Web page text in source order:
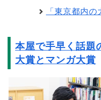
「東京都内
本屋で手早く話題
大賞とマンガ大賞